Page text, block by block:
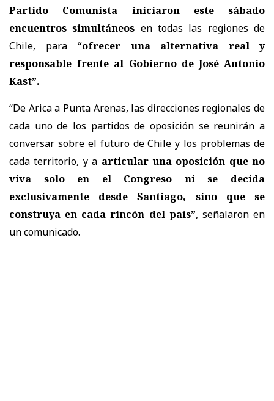
Partido Comunista iniciaron este sábado
encuentros simultáneos en todas las regiones de
Chile, para “ofrecer una alternativa real y
responsable frente al Gobierno de José Antonio
Kast”.
“De Arica a Punta Arenas, las direcciones regionales de
cada uno de los partidos de oposición se reunirán a
conversar sobre el futuro de Chile y los problemas de
cada territorio, y a articular una oposición que no
viva solo en el Congreso ni se decida
exclusivamente desde Santiago, sino que se
construya en cada rincón del país”, señalaron en
un comunicado.